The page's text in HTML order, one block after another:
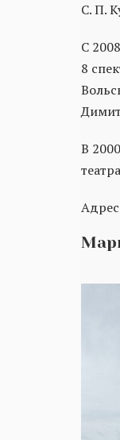
С. П.
С
8
В
Адрес